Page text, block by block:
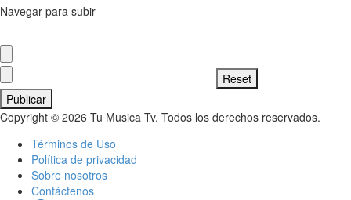
Navegar para subir
Publicar
Copyright © 2026 Tu Musica Tv. Todos los derechos reservados.
Términos de Uso
Política de privacidad
Sobre nosotros
Contáctenos